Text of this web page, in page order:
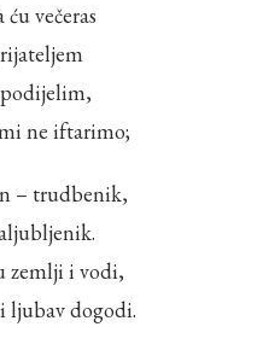
večeras
ne iftarimo;
– trudbenik,
zemlji i vodi,
ljubav dogodi.